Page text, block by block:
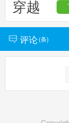
评论(条)